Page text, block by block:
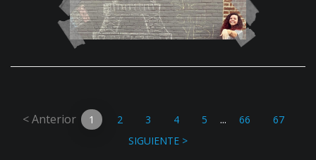
< Anterior 1 2 3 4 5 ... 66
67
SIGUIENTE >